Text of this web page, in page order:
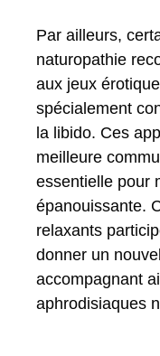
Par ailleurs,
naturopathie
aux jeux
spécialement
la libido. Ces
meilleure
essentielle pour
épanouissante.
relaxants
donner un
accompagnant
aphrodisiaques